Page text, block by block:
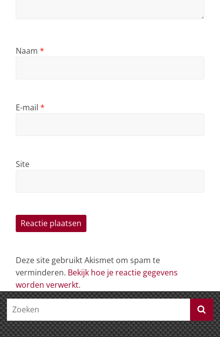
Naam *
E-mail *
Site
Deze site gebruikt Akismet om spam te
verminderen. Bekijk hoe je reactie gegevens
worden verwerkt.